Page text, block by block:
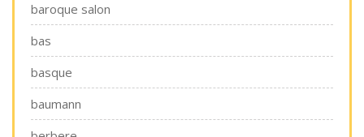
baroque salon
bas
basque
baumann